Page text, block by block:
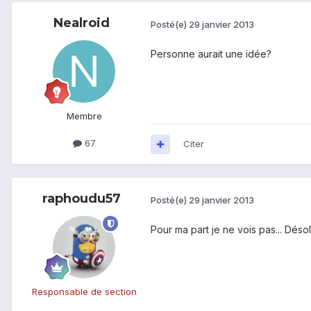
Nealroid
Membre
67
Posté(e) 29 janvier 2013
Personne aurait une idée?
Citer
raphoudu57
Responsable de section
Posté(e) 29 janvier 2013
Pour ma part je ne vois pas...